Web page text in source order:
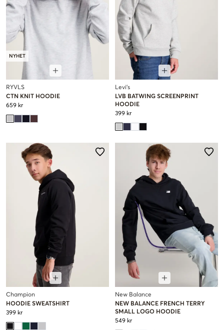
NYHET
RYVLS
CTN KNIT HOODIE
659 kr
Levi's
LVB BATWING SCREENPRINT
HOODIE
399 kr
Champion
HOODIE SWEATSHIRT
399 kr
New Balance
NEW BALANCE FRENCH TERRY
SMALL LOGO HOODIE
549 kr